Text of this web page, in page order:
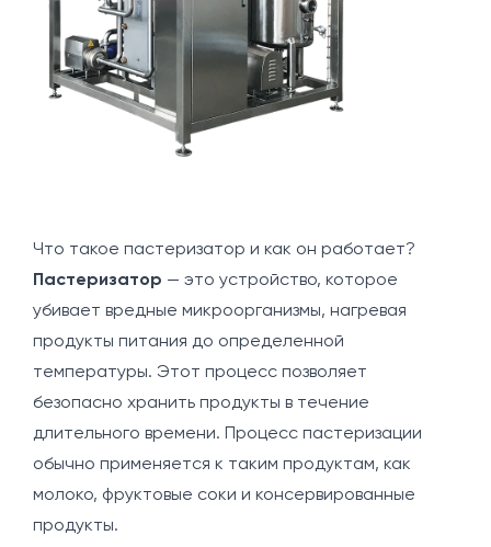
Что такое пастеризатор и как он работает?
Пастеризатор — это устройство, которое
убивает вредные микроорганизмы, нагревая
продукты питания до определенной
температуры. Этот процесс позволяет
безопасно хранить продукты в течение
длительного времени. Процесс пастеризации
обычно применяется к таким продуктам, как
молоко, фруктовые соки и консервированные
продукты.